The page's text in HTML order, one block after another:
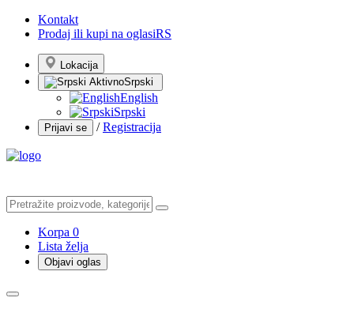
Kontakt
Prodaj ili kupi na oglasiRS
Lokacija
Srpski
English
Srpski
Prijavi se / Registracija
Korpa 0
Lista želja
Objavi oglas